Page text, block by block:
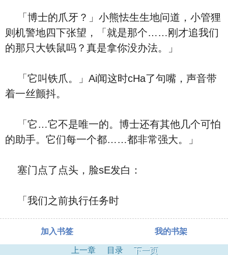
「博士的爪牙？」小熊怯生生地问道，小管狸
则机警地四下张望，「就是那个……刚才追我们
的那只大铁鼠吗？真是拿你没办法。」
「它叫铁爪。」Ai闻这时cHa了句嘴，声音带
着一丝颤抖。
「它…它不是唯一的。博士还有其他几个可怕
的助手。它们每一个都……都非常强大。」
塞门点了点头，脸sE发白：
「我们之前执行任务时
加入书签 我的书架
上一章 目录 下一页